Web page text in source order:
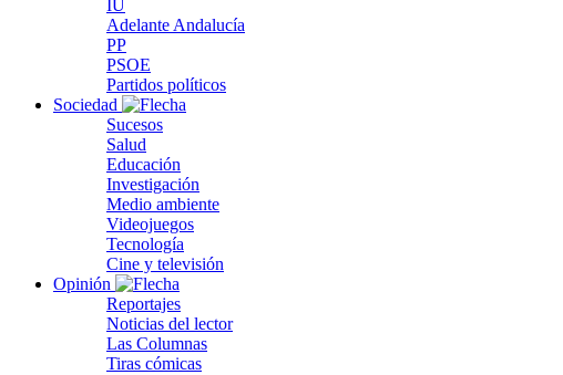
IU
Adelante Andalucía
PP
PSOE
Partidos políticos
Sociedad
Sucesos
Salud
Educación
Investigación
Medio ambiente
Videojuegos
Tecnología
Cine y televisión
Opinión
Reportajes
Noticias del lector
Las Columnas
Tiras cómicas